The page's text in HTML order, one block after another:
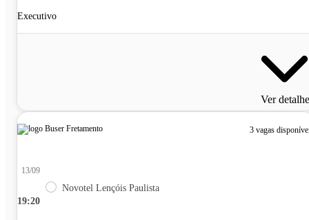
Executivo
Ver
3 vagas
19:20
13/09
Novotel Lençóis Paulista